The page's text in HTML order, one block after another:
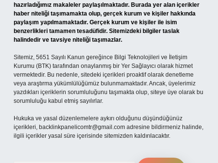
hazırladığımız makaleler paylaşılmaktadır. Burada yer alan içerikler
haber niteliği taşımamakta olup, gerçek kurum ve kişiler hakkında
paylaşım yapılmamaktadır. Gerçek kurum ve kişiler ile isim
benzerlikleri tamamen tesadüfidir. Sitemizdeki bilgiler taslak
halindedir ve tavsiye niteliği taşımazlar.
Sitemiz, 5651 Sayılı Kanun gereğince Bilgi Teknolojileri ve İletişim
Kurumu (BTK) tarafından onaylanmış bir Yer Sağlayıcı olarak hizmet
vermektedir. Bu nedenle, sitedeki içerikleri proaktif olarak denetleme
veya araştırma yükümlülüğümüz bulunmamaktadır. Ancak, üyelerimiz
yazdıkları içeriklerin sorumluluğunu taşımakta olup, siteye üye olarak bu
sorumluluğu kabul etmiş sayılırlar.
Hukuka ve yasal düzenlemelere aykırı olduğunu düşündüğünüz
içerikleri, backlinkpanelicomtr@gmail.com adresine bildirmeniz halinde,
ilgili içerikler yasal süre içerisinde sitemizden kaldırılacaktır.